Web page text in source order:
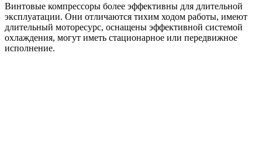
Винтовые компрессоры более эффективны для длительной
эксплуатации. Они отличаются тихим ходом работы, имеют
длительный моторесурс, оснащены эффективной системой
охлаждения, могут иметь стационарное или передвижное
исполнение.